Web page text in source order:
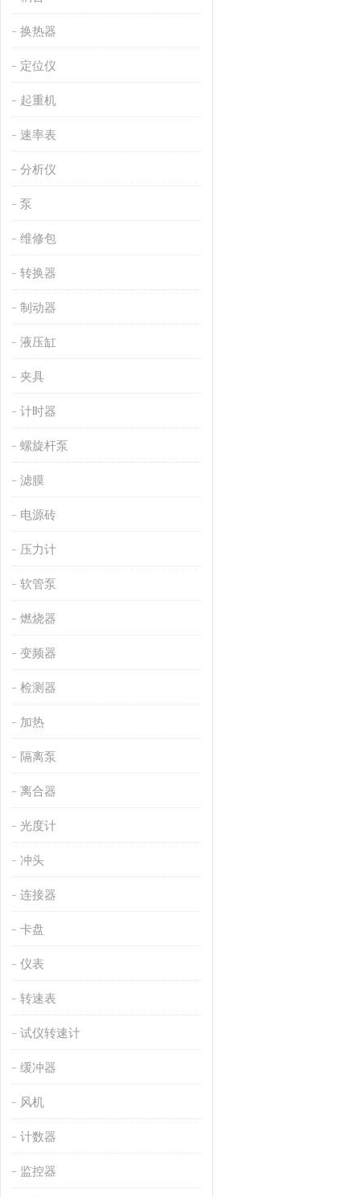
换热器
定位仪
起重机
速率表
分析仪
泵
维修包
转换器
制动器
液压缸
夹具
计时器
螺旋杆泵
滤膜
电源砖
压力计
软管泵
燃烧器
变频器
检测器
加热
隔离泵
离合器
光度计
冲头
连接器
卡盘
仪表
转速表
试仪转速计
缓冲器
风机
计数器
监控器